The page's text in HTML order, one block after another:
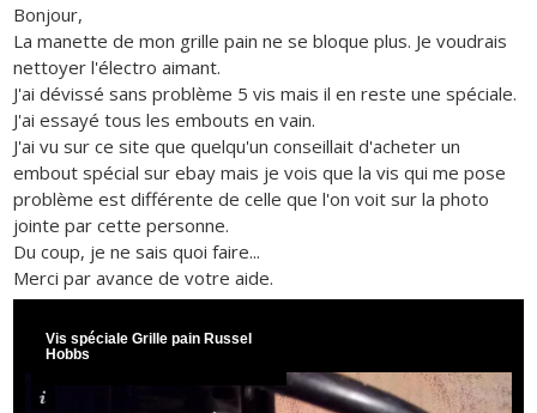
Bonjour,
La manette de mon grille pain ne se bloque plus. Je voudrais
nettoyer l'électro aimant.
J'ai dévissé sans problème 5 vis mais il en reste une spéciale.
J'ai essayé tous les embouts en vain.
J'ai vu sur ce site que quelqu'un conseillait d'acheter un
embout spécial sur ebay mais je vois que la vis qui me pose
problème est différente de celle que l'on voit sur la photo
jointe par cette personne.
Du coup, je ne sais quoi faire...
Merci par avance de votre aide.
Vis spéciale Grille pain Russel
Hobbs